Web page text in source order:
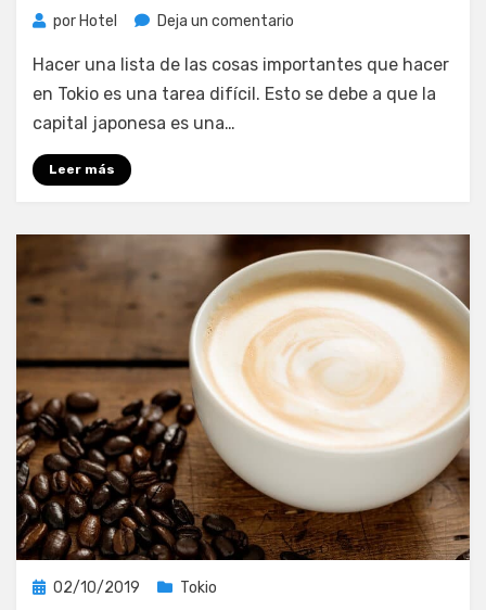
por Hotel Deja un comentario
cosas
que
Hacer una lista de las cosas importantes que hacer
en Tokio es una tarea difícil. Esto se debe a que la
capital japonesa es una…
Leer más
Publicada
02/10/2019 Tokio